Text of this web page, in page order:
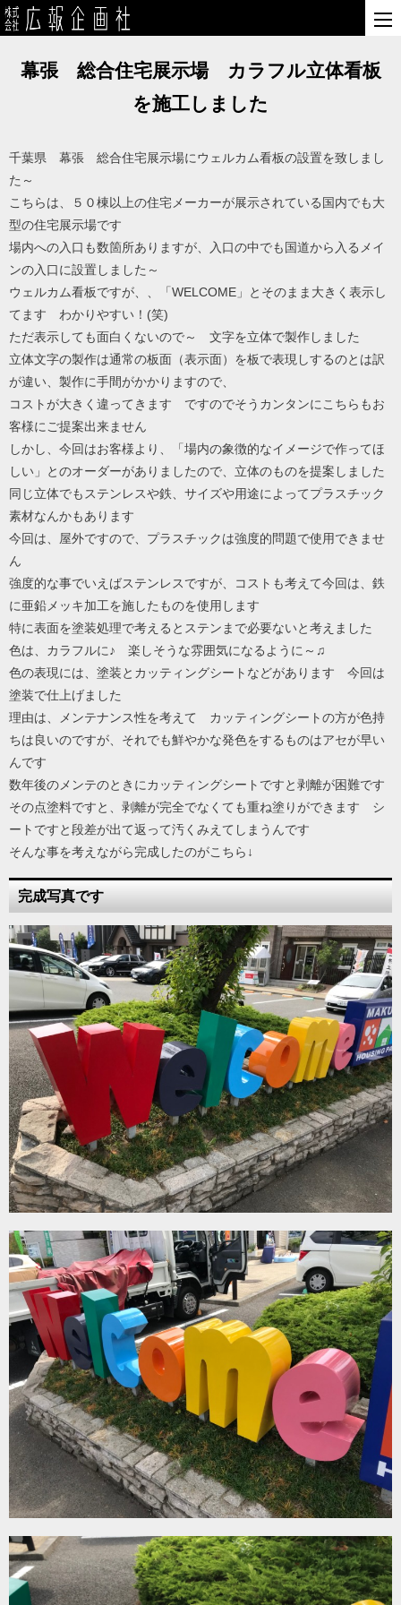
幕張 総合住宅展示場 カラフル立体看板
を施工しました
千葉県 幕張 総合住宅展示場にウェルカム看板の設置を致しまし
た～
こちらは、５０棟以上の住宅メーカーが展示されている国内でも大
型の住宅展示場です
場内への入口も数箇所ありますが、入口の中でも国道から入るメイ
ンの入口に設置しました～
ウェルカム看板ですが、、「WELCOME」とそのまま大きく表示し
てます わかりやすい！(笑)
ただ表示しても面白くないので～ 文字を立体で製作しました
立体文字の製作は通常の板面（表示面）を板で表現しするのとは訳
が違い、製作に手間がかかりますので、
コストが大きく違ってきます ですのでそうカンタンにこちらもお
客様にご提案出来ません
しかし、今回はお客様より、「場内の象徴的なイメージで作ってほ
しい」とのオーダーがありましたので、立体のものを提案しました
同じ立体でもステンレスや鉄、サイズや用途によってプラスチック
素材なんかもあります
今回は、屋外ですので、プラスチックは強度的問題で使用できませ
ん
強度的な事でいえばステンレスですが、コストも考えて今回は、鉄
に亜鉛メッキ加工を施したものを使用します
特に表面を塗装処理で考えるとステンまで必要ないと考えました
色は、カラフルに♪ 楽しそうな雰囲気になるように～♫
色の表現には、塗装とカッティングシートなどがあります 今回は
塗装で仕上げました
理由は、メンテナンス性を考えて カッティングシートの方が色持
ちは良いのですが、それでも鮮やかな発色をするものはアセが早い
んです
数年後のメンテのときにカッティングシートですと剥離が困難です
その点塗料ですと、剥離が完全でなくても重ね塗りができます シ
ートですと段差が出て返って汚くみえてしまうんです
そんな事を考えながら完成したのがこちら↓
完成写真です